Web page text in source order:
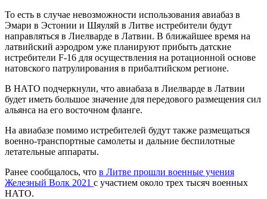
То есть в случае невозможности использования авиабаз в
Эмари в Эстонии и Шяуляй в Литве истребители будут
направляться в Лиелварде в Латвии. В ближайшее время на
латвийский аэродром уже планируют прибыть датские
истребители F-16 для осуществления на ротационной основе
натовского патрулирования в прибалтийском регионе.
В НАТО подчеркнули, что авиабаза в Лиелварде в Латвии
будет иметь большое значение для передового размещения сил
альянса на его восточном фланге.
На авиабазе помимо истребителей будут также размещаться
военно-транспортные самолеты и дальние беспилотные
летательные аппараты.
Ранее сообщалось, что в Литве прошли военные учения
Железный Волк 2021 с участием около трех тысяч военных
НАТО.